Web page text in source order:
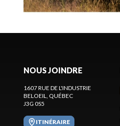
NOUS JOINDRE
1607 RUE DE L'INDUSTRIE
BELOEIL , QUÉBEC
J3G 0S5
ITINÉRAIRE